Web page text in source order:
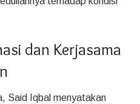
dan Kerjasama
Said Iqbal menyatakan